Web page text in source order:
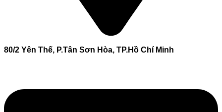
80/2 Yên Thế, P.Tân Sơn Hòa, TP.Hồ Chí Minh